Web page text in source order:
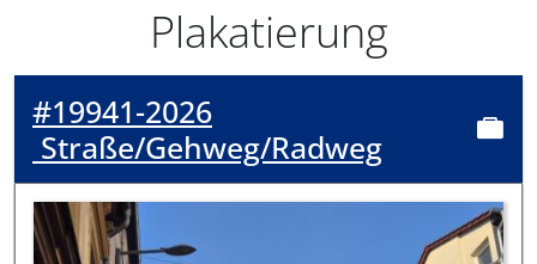
Plakatierung
#19941-2026
Straße/Gehweg/Radweg